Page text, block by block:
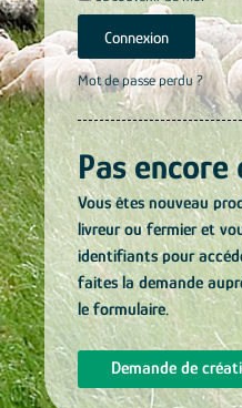
Connexion
Mot de passe perdu ?
Pas encore
Vous êtes nouveau
livreur ou fermier et
identifiants pour
faites la demande
le formulaire.
Demande de